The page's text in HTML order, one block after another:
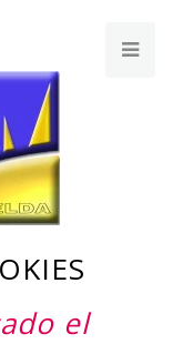
el